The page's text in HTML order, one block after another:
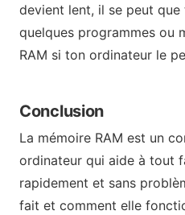
devient lent, il se peut
quelques programmes ou
RAM si ton ordinateur le
Conclusion
La mémoire RAM est un
ordinateur qui aide à tout
rapidement et sans
fait et comment elle